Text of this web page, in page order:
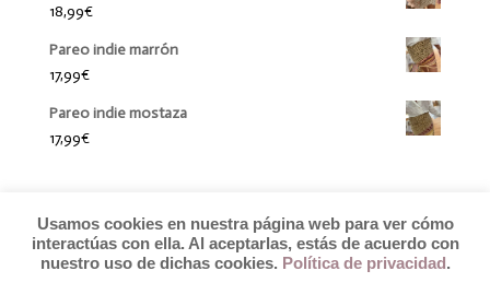
18,99€
Pareo indie marrón
17,99€
Pareo indie mostaza
17,99€
Usamos cookies en nuestra página web para ver cómo
interactúas con ella. Al aceptarlas, estás de acuerdo con
nuestro uso de dichas cookies. Política de privacidad .